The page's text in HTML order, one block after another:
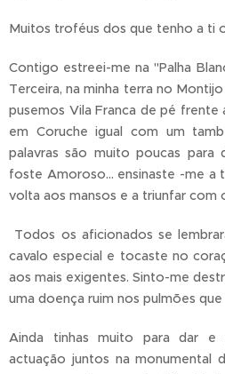
Muitos troféus dos que tenho a ti
Contigo estreei-me na "Palha
Terceira, na minha terra no
pusemos Vila Franca de pé frente
em Coruche igual com um
palavras são muito poucas para
foste Amoroso... ensinaste -me a
volta aos mansos e a triunfar com
Todos os aficionados se
cavalo especial e tocaste no
aos mais exigentes. Sinto-me
uma doença ruim nos pulmões
Ainda tinhas muito para dar e
actuação juntos na monumental